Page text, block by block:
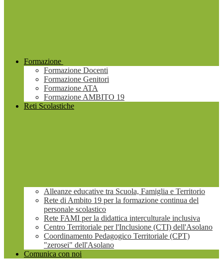
Formazione
Formazione Docenti
Formazione Genitori
Formazione ATA
Formazione AMBITO 19
Reti Scolastiche
Alleanze educative tra Scuola, Famiglia e Territorio
Rete di Ambito 19 per la formazione continua del
personale scolastico
Rete FAMI per la didattica interculturale inclusiva
Centro Territoriale per l'Inclusione (CTI) dell'Asolano
Coordinamento Pedagogico Territoriale (CPT)
"zerosei" dell'Asolano
Comunica con noi